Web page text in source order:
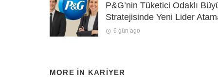
P&G’nin Tüketici Odaklı
Stratejisinde Yeni Lider
6 gün ago
MORE IN KARIYER